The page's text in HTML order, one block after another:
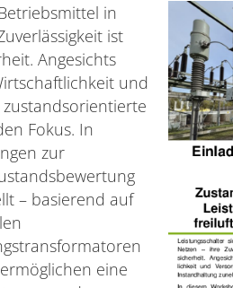
in
ist
Angesichts
und
Fokus. In
zur
– basierend auf
ermöglichen eine